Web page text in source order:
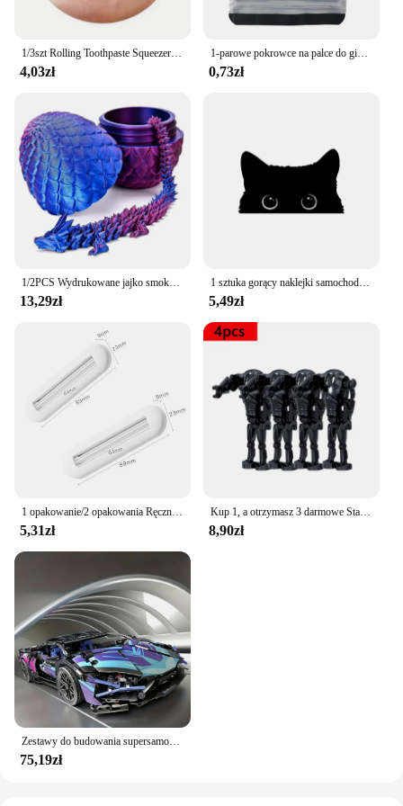
1/3szt Rolling Toothpaste Squeezer Lazy Man Shampoo Ręczny klips do pasty do zębów Ręczna pasta do zębów Wszechstronny wyciskacz do czyszczenia twarzy
4,03zł
1-parowe pokrowce na palce do gier z ekranem dotykowym i odpornymi na pot Rękawy na palce do gier z włókna nylonowego Cienkie rękawy na palce do rozrywki
0,73zł
1/2PCS Wydrukowane jajko smoka z smokiem Pełna przegubowa model smoka Ruchoma obrotowa przegubowa ozdoba na biurko Zabawka dla dzieci
13,29zł
1 sztuka gorący naklejki samochodowe akcesoria biedny kot kradnie z dużymi oczami zegarek winylowy obudowa stylizacyjna samochodowy wodoodporny PVC
5,49zł
1 opakowanie/2 opakowania Ręczny wyciskacz do pasty do zębów do użytku domowego, odpowiedni do pasty do zębów, kremów do rąk, wyciskacza do mycia twarzy, biały
5,31zł
Kup 1, a otrzymasz 3 darmowe Startion nosi klon robot żołnierz klocki Disney Model lalki klocki dla dzieci prezenty
8,90zł
Zestawy do budowania supersamochodów w skali 1:14 67128 Samochody 1314 SZTUK Zestawy do budowania dla dorosłych Prezent urodzinowy dla dzieci
75,19zł